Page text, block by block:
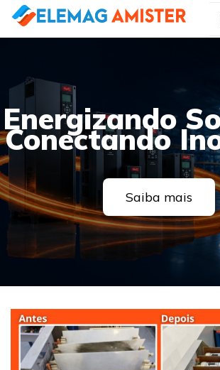
Energizando
Conectando
Saiba mais